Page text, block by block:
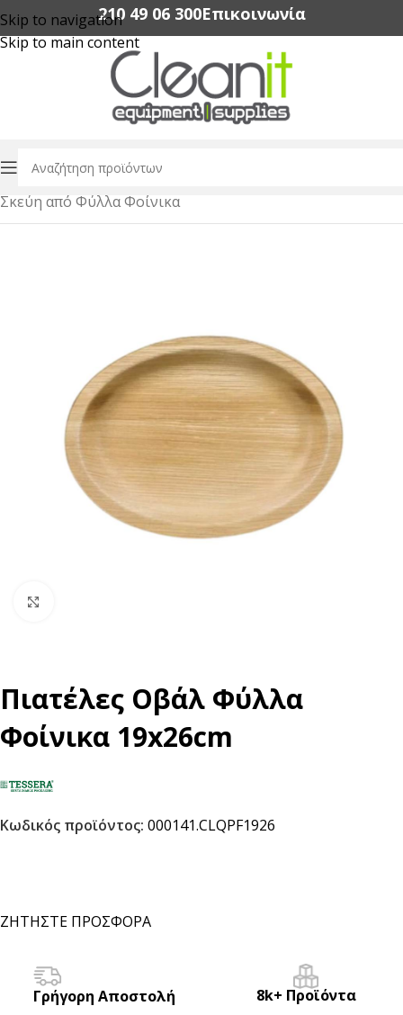
Skip to navigation
Skip to main content
210 49 06 300‬Επικοινωνία
Αρχική σελίδα/Συσκευασία Τροφίμων
Σκεύη από Φύλλα Φοίνικα
Πιατέλες Οβάλ Φύλλα
Φοίνικα 19x26cm
Κωδικός προϊόντος: 000141.CLQPF1926
ΖΗΤΗΣΤΕ ΠΡΟΣΦΟΡΑ
Γρήγορη Αποστολή 8k+ Προϊόντα